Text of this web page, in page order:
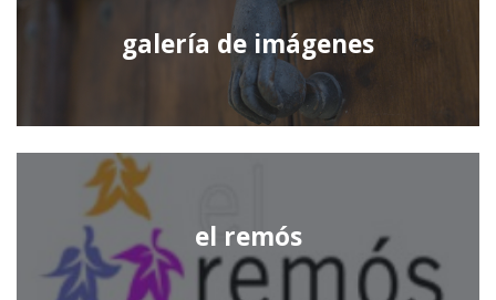
galería de imágenes
el remós